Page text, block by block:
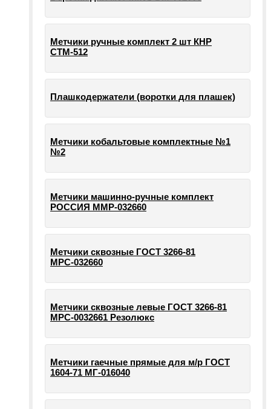
Метчики ручные комплект 2 шт КНР
СТМ-512
Плашкодержатели (воротки для плашек)
Метчики кобальтовые комплектные №1
№2
Метчики машинно-ручные комплект
РОССИЯ ММР-032660
Метчики сквозные ГОСТ 3266-81
МРС-032660
Метчики сквозные левые ГОСТ 3266-81
МРС-0032661 Резолюкс
Метчики гаечные прямые для м/р ГОСТ
1604-71 МГ-016040